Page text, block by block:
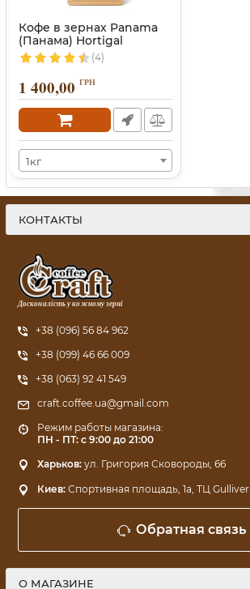
Кофе в зернах Panama
(Панама) Hortigal
(4)
1 400,00 ГРН
1кг
КОНТАКТЫ
Досконалість у кожному зерні
+38 (096) 56 84 962
+38 (099) 46 66 009
+38 (063) 92 41 549
craft.coffee.ua@gmail.com
Режим работы магазина:
ПН - ПТ: с 9:00 до 21:00
Харьков: ул. Григория Сковороды, 66
Киев: Спортивная площадь, 1a, ТЦ Gulliver
Обратная связь
О МАГАЗИНЕ